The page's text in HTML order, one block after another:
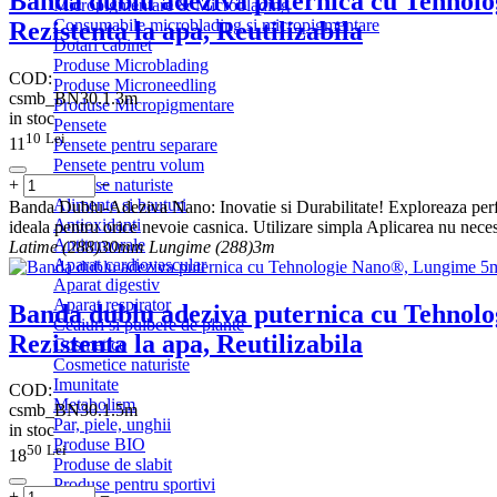
Micropigmentare & Microblading
Consumabile microblading si micropigmentare
Dotari cabinet
Produse Microblading
Produse Microneedling
Produse Micropigmentare
Pensete
Pensete pentru separare
Pensete pentru volum
Produse naturiste
Alimente si bauturi
Antioxidanti
Antitumorale
Aparat cardiovascular
Aparat digestiv
Aparat respirator
Ceaiuri si pulbere de plante
Cosmetice
Cosmetice naturiste
Imunitate
Metabolism
Par, piele, unghii
Produse BIO
Produse de slabit
Produse pentru sportivi
Rezistenta la apa, Reutilizabila
COD:
csmb_BN30.1.3m
in stoc
11 10 Lei
+
−
Banda Dublu-Adeziva Nano: Inovatie si Durabilitate! Exploreaza
ideala pentru orice nevoie casnica. Utilizare simpla Aplicarea nu
Latime (288)30mm Lungime (288)3m
Banda dublu adeziva puternica cu
Rezistenta la apa, Reutilizabila
COD:
csmb_BN30.1.5m
in stoc
1850 Lei